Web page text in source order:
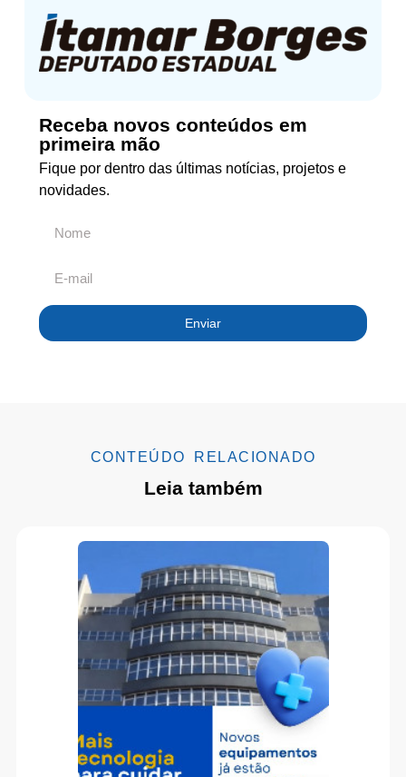
Receba novos conteúdos em
primeira mão
Fique por dentro das últimas notícias, projetos e
novidades.
Enviar
CONTEÚDO RELACIONADO
Leia também